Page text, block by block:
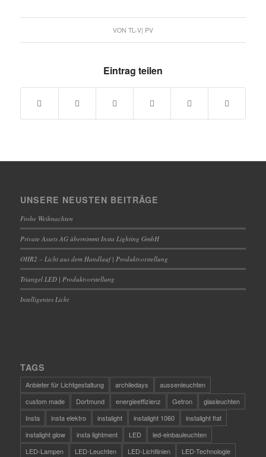
VON TL-V| PV
Eintrag teilen
UNSERE NEUSTEN BEITRÄGE
Frohe Weihnachten
Private Assets AG übernimmt Insta Lighting GmbH
OHR2 – Licht aus dem Handlauf | Produktvorstellung
Triangel LED | Produktvorstellung
Intelligentes Licht
TAGS
Anbieter für Lichtgestaltung archiledays
aussenleuchten
custom made
Dortmund energieeffizienz Getron
glasleuchten
Insta
insta elektro instalight instalight 1060
instalight flat
instalight glow
insta lightment LED
led-einbauleuchten
LED-Lampen
LED-Leuchten LED-Lichtlinien
LED-Technologie